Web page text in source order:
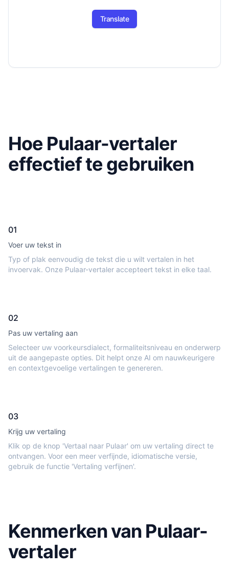
Translate
Hoe Pulaar-vertaler
effectief te gebruiken
01
Voer uw tekst in
Typ of plak eenvoudig de tekst die u wilt vertalen in het
invoervak. Onze Pulaar-vertaler accepteert tekst in elke taal.
02
Pas uw vertaling aan
Selecteer uw voorkeursdialect, formaliteitsniveau en onderwerp
uit de aangepaste opties. Dit helpt onze AI om nauwkeurigere
en contextgevoelige vertalingen te genereren.
03
Krijg uw vertaling
Klik op de knop 'Vertaal naar Pulaar' om uw vertaling direct te
ontvangen. Voor een meer verfijnde, idiomatische versie,
gebruik de functie 'Vertaling verfijnen'.
Kenmerken van Pulaar-
vertaler